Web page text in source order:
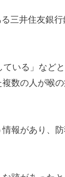
三井住友銀
いる」など
数の人が喉
報があり、